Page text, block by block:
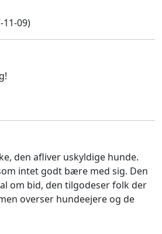
11-09)
den afliver uskyldige hunde.
intet godt bære med sig. Den
om bid, den tilgodeser folk der
overser hundeejere og de